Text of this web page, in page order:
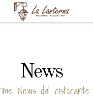
News
News dal ristorante